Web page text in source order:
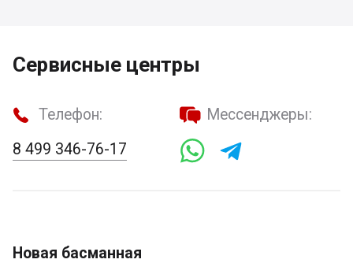
Сервисные центры
Телефон:
8 499 346-76-17
Мессенджеры:
Новая басманная